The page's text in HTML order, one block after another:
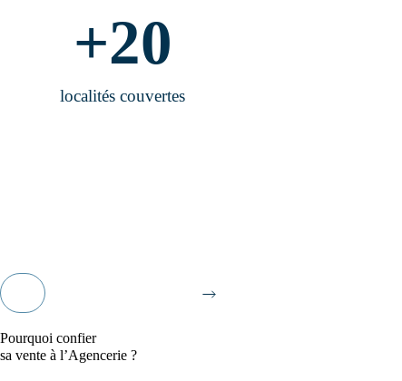
localités couvertes
+20
Je découvre l'agence
Pourquoi confier
sa vente à l’Agencerie ?